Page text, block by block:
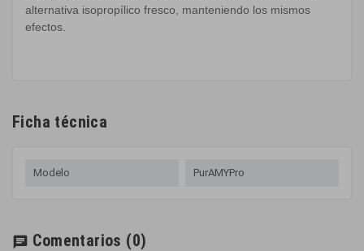
alternativa isopropílico fresco, manteniendo los mismos
efectos.
Ficha técnica
Modelo PurAMYPro
chat Comentarios (0)